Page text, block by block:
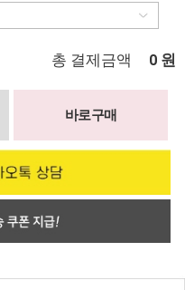
총 결제금액 0 원
바로구매